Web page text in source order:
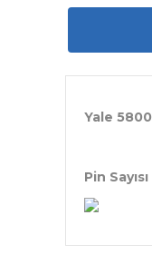
Yale
Pin Sayısı